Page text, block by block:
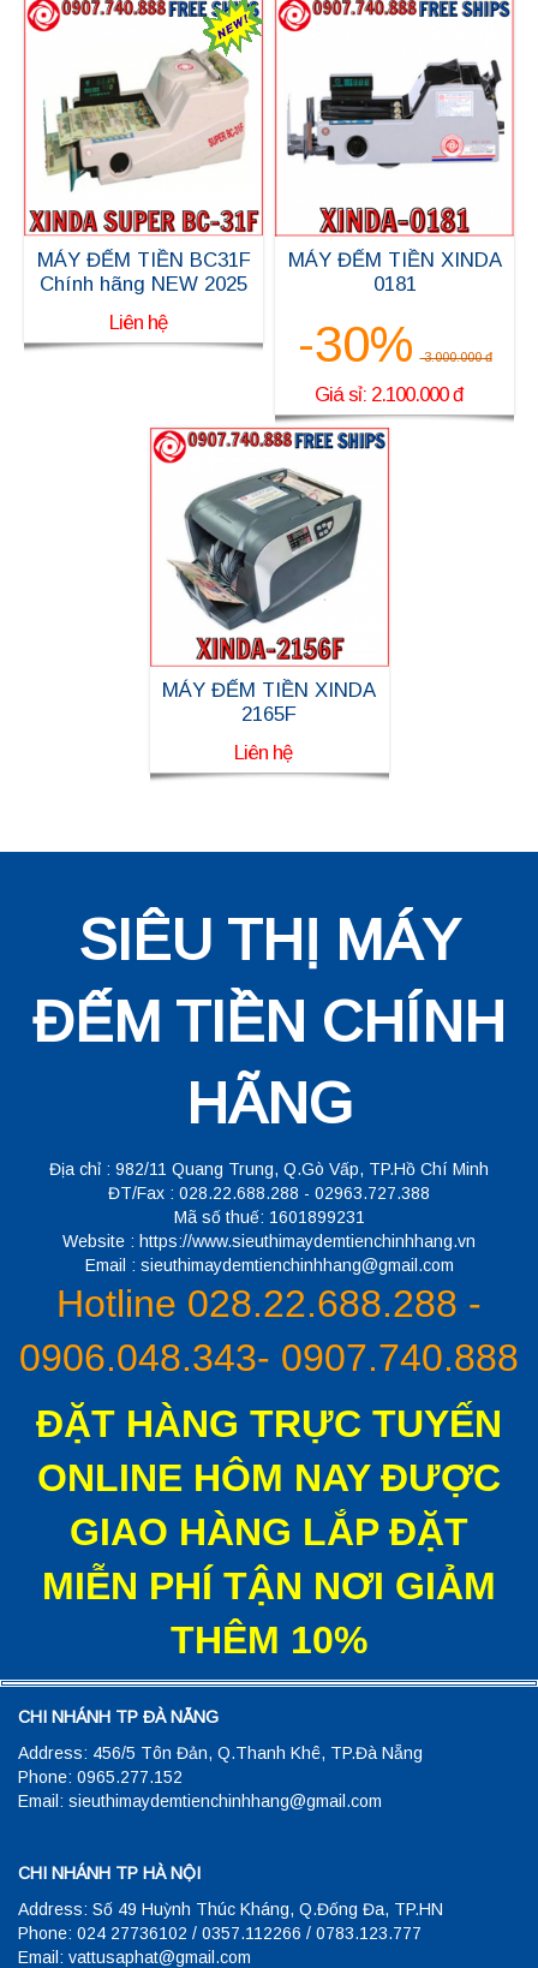
MÁY ĐẾM TIỀN BC31F
Chính hãng NEW 2025
Liên hệ
MÁY ĐẾM TIỀN XINDA
0181
-30% 3.000.000 đ
Giá sỉ: 2.100.000 đ
MÁY ĐẾM TIỀN XINDA
2165F
Liên hệ
SIÊU THỊ MÁY
ĐẾM TIỀN CHÍNH
HÃNG
Địa chỉ : 982/11 Quang Trung, Q.Gò Vấp, TP.Hồ Chí Minh
ĐT/Fax : 028.22.688.288 - 02963.727.388
Mã số thuế: 1601899231
Website : https://www.sieuthimaydemtienchinhhang.vn
Email : sieuthimaydemtienchinhhang@gmail.com
Hotline 028.22.688.288 -
0906.048.343- 0907.740.888
ĐẶT HÀNG TRỰC TUYẾN
ONLINE HÔM NAY ĐƯỢC
GIAO HÀNG LẮP ĐẶT
MIỄN PHÍ TẬN NƠI GIẢM
THÊM 10%
CHI NHÁNH TP ĐÀ NẴNG
Address: 456/5 Tôn Đản, Q.Thanh Khê, TP.Đà Nẵng
Phone: 0965.277.152
Email: sieuthimaydemtienchinhhang@gmail.com
CHI NHÁNH TP HÀ NỘI
Address: Số 49 Huỳnh Thúc Kháng, Q.Đống Đa, TP.HN
Phone: 024 27736102 / 0357.112266 / 0783.123.777
Email: vattusaphat@gmail.com